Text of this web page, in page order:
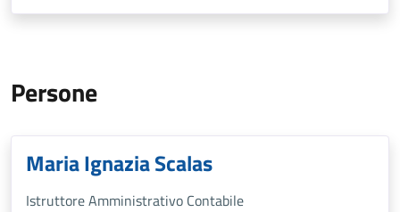
Persone
Maria Ignazia Scalas
Istruttore Amministrativo Contabile